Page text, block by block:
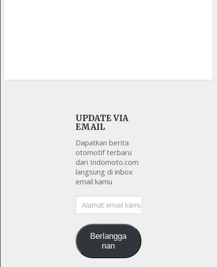
UPDATE VIA
EMAIL
Dapatkan berita
otomotif terbaru
dari Indomoto.com
langsung di inbox
email kamu
Alamat
email
Berlangga
nan